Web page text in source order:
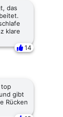
das
klare
14
top
gibt
Rücken